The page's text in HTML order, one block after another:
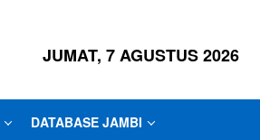
JUMAT, 7 AGUSTUS 2026
DATABASE JAMBI